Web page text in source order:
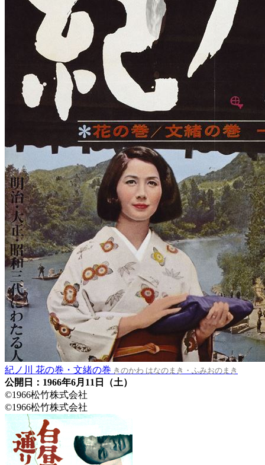
紀ノ川 花の巻・文緒の巻 きのかわ はなのまき・ふみおのまき
公開日：1966年6月11日（土）
©1966松竹株式会社
©1966松竹株式会社